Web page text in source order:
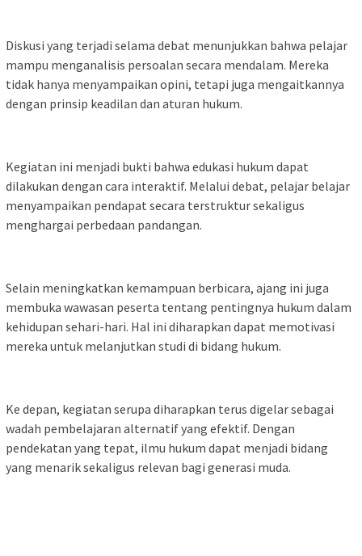
Diskusi yang terjadi selama debat menunjukkan bahwa pelajar
mampu menganalisis persoalan secara mendalam. Mereka
tidak hanya menyampaikan opini, tetapi juga mengaitkannya
dengan prinsip keadilan dan aturan hukum.
Kegiatan ini menjadi bukti bahwa edukasi hukum dapat
dilakukan dengan cara interaktif. Melalui debat, pelajar belajar
menyampaikan pendapat secara terstruktur sekaligus
menghargai perbedaan pandangan.
Selain meningkatkan kemampuan berbicara, ajang ini juga
membuka wawasan peserta tentang pentingnya hukum dalam
kehidupan sehari-hari. Hal ini diharapkan dapat memotivasi
mereka untuk melanjutkan studi di bidang hukum.
Ke depan, kegiatan serupa diharapkan terus digelar sebagai
wadah pembelajaran alternatif yang efektif. Dengan
pendekatan yang tepat, ilmu hukum dapat menjadi bidang
yang menarik sekaligus relevan bagi generasi muda.